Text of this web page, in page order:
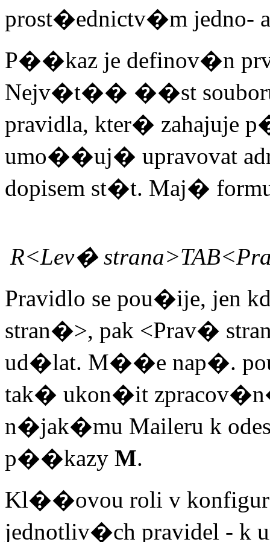
prost�ednictv�m jedno-
P��kaz je definov�n
Nejv�t�� ��st
pravidla, kter� zahajuje
umo��uj� upravovat
dopisem st�t. Maj�
R<Lev�
Pravidlo se pou�ije, jen
stran�>, pak <Prav�
ud�lat. M��e nap�.
tak� ukon�it
n�jak�mu Maileru k
p��kazy M.
Kl��ovou roli v
jednotliv�ch pravidel -